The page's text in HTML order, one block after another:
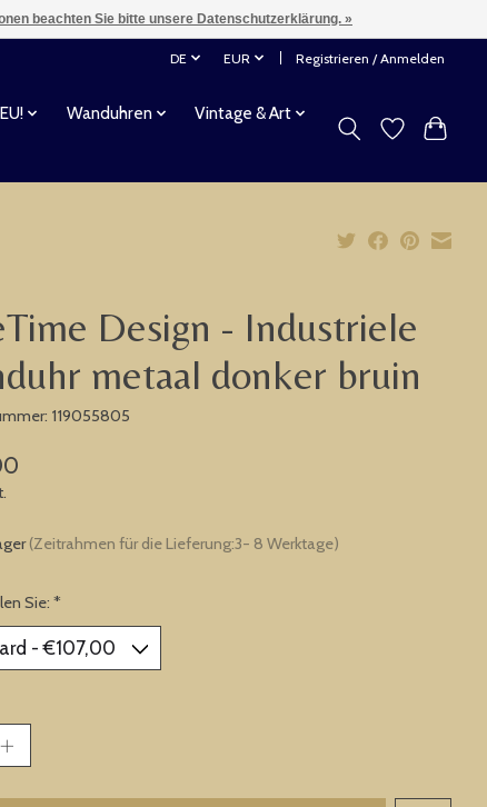
DE EUR Registrieren / Anmelden
Wanduhren
Vintage & Art
Design - Industriele
metaal donker bruin
119055805
(Zeitrahmen für die Lieferung:3- 8 Werktage)
Sie: *
beachten Sie bitte unsere Datenschutzerklärung. »